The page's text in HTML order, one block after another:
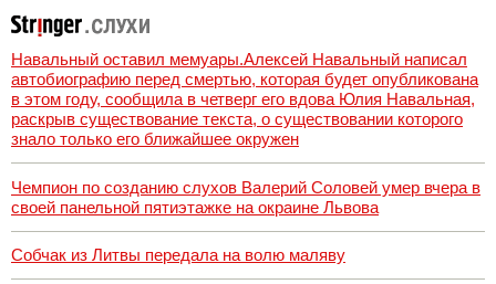
Навальный оставил мемуары.Алексей Навальный написал
автобиографию перед смертью, которая будет опубликована
в этом году, сообщила в четверг его вдова Юлия Навальная,
раскрыв существование текста, о существовании которого
знало только его ближайшее окружен
Чемпион по созданию слухов Валерий Соловей умер вчера в
своей панельной пятиэтажке на окраине Львова
Собчак из Литвы передала на волю маляву